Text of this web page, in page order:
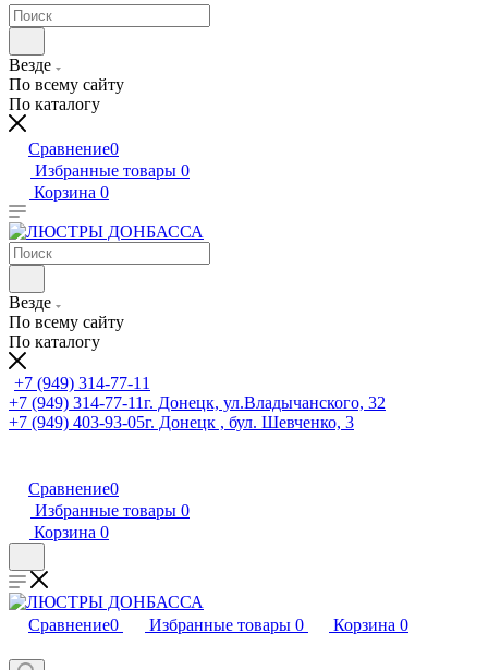
Везде
По всему сайту
По каталогу
Сравнение0
Избранные товары 0
Корзина 0
Везде
По всему сайту
По каталогу
+7 (949) 314-77-11
+7 (949) 314-77-11г. Донецк, ул.Владычанского, 32
+7 (949) 403-93-05г. Донецк , бул. Шевченко, 3
Сравнение0
Избранные товары 0
Корзина 0
Сравнение0 Избранные товары 0 Корзина 0